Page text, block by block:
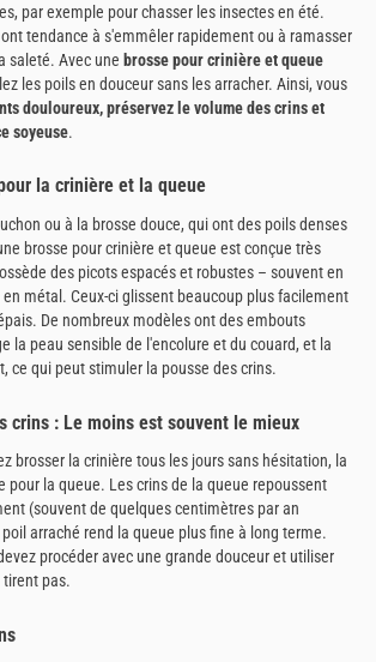
par exemple pour chasser les insectes en été.
tendance à s'emmêler rapidement ou à ramasser
saleté. Avec une brosse pour crinière et queue
les poils en douceur sans les arracher. Ainsi, vous
douloureux, préservez le volume des crins et
soyeuse.
la crinière et la queue
ou à la brosse douce, qui ont des poils denses
brosse pour crinière et queue est conçue très
des picots espacés et robustes – souvent en
métal. Ceux-ci glissent beaucoup plus facilement
De nombreux modèles ont des embouts
la peau sensible de l'encolure et du couard, et la
ce qui peut stimuler la pousse des crins.
crins : Le moins est souvent le mieux
brosser la crinière tous les jours sans hésitation, la
pour la queue. Les crins de la queue repoussent
(souvent de quelques centimètres par an
arraché rend la queue plus fine à long terme.
procéder avec une grande douceur et utiliser
pas.